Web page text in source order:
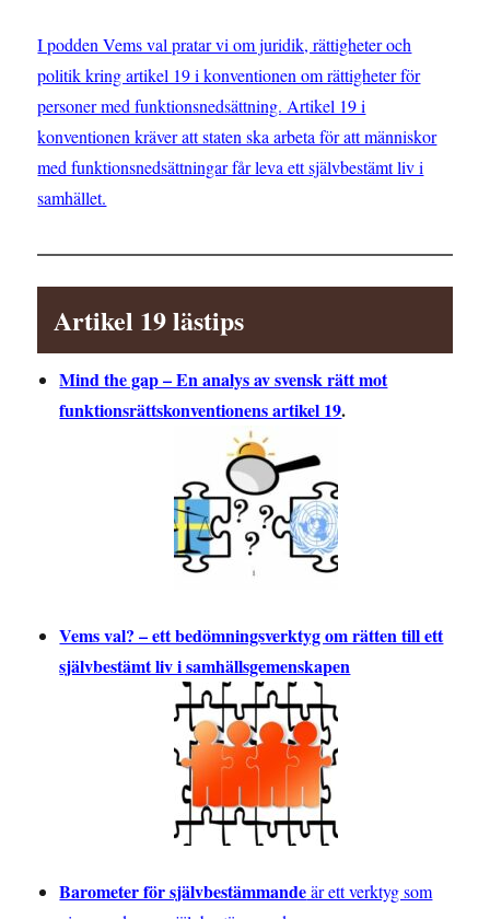
I podden Vems val pratar vi om juridik, rättigheter och
politik kring artikel 19 i konventionen om rättigheter för
personer med funktionsnedsättning. Artikel 19 i
konventionen kräver att staten ska arbeta för att människor
med funktionsnedsättningar får leva ett självbestämt liv i
samhället.
Artikel 19 lästips
Mind the gap – En analys av svensk rätt mot
funktionsrättskonventionens artikel 19.
Vems val? – ett bedömningsverktyg om rätten till ett
självbestämt liv i samhällsgemenskapen
Barometer för självbestämmandeär ett verktyg som